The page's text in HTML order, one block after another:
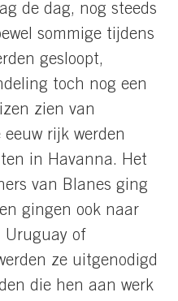
de dag, nog steeds
sommige tijdens
gesloopt,
toch nog een
zien van
rijk werden
in Havanna. Het
van Blanes ging
gingen ook naar
Uruguay of
ze uitgenodigd
die hen aan werk